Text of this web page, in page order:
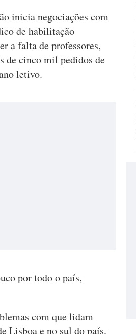
inicia negociações com
de habilitação
a falta de professores,
de cinco mil pedidos de
letivo.
por todo o país,
com que lidam
Lisboa e no sul do país.